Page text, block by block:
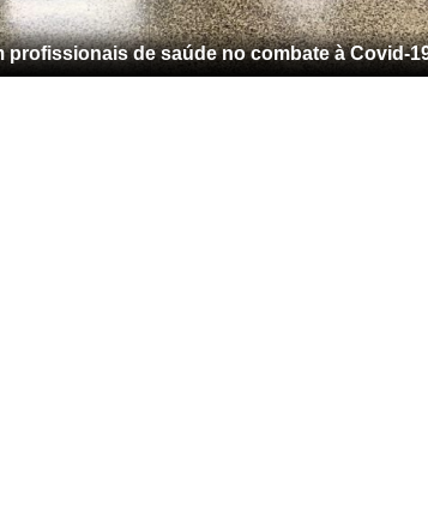
profissionais de saúde no combate à Covid-